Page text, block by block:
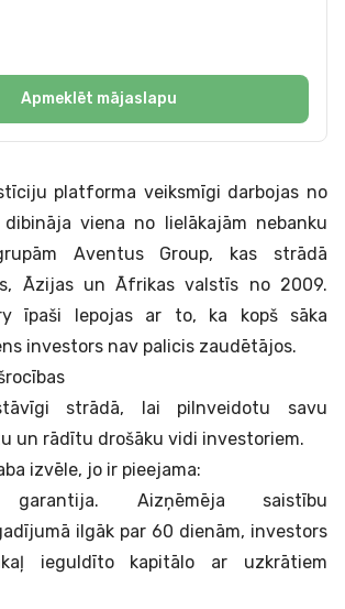
Apmeklēt mājaslapu
platforma veiksmīgi darbojas no
dibināja viena no lielākajām nebanku
Aventus Group, kas strādā
Āzijas un Āfrikas valstīs no 2009.
īpaši lepojas ar to, ka kopš sāka
investors nav palicis zaudētājos.
strādā, lai pilnveidotu savu
un rādītu drošāku vidi investoriem.
izvēle, jo ir pieejama:
garantija. Aizņēmēja saistību
ilgāk par 60 dienām, investors
ieguldīto kapitālo ar uzkrātiem